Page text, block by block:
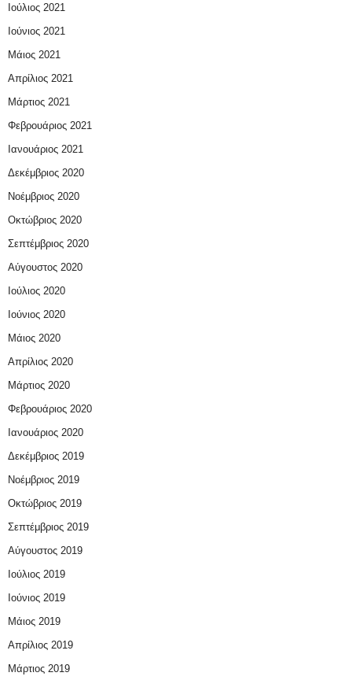
Ιούλιος 2021
Ιούνιος 2021
Μάιος 2021
Απρίλιος 2021
Μάρτιος 2021
Φεβρουάριος 2021
Ιανουάριος 2021
Δεκέμβριος 2020
Νοέμβριος 2020
Οκτώβριος 2020
Σεπτέμβριος 2020
Αύγουστος 2020
Ιούλιος 2020
Ιούνιος 2020
Μάιος 2020
Απρίλιος 2020
Μάρτιος 2020
Φεβρουάριος 2020
Ιανουάριος 2020
Δεκέμβριος 2019
Νοέμβριος 2019
Οκτώβριος 2019
Σεπτέμβριος 2019
Αύγουστος 2019
Ιούλιος 2019
Ιούνιος 2019
Μάιος 2019
Απρίλιος 2019
Μάρτιος 2019